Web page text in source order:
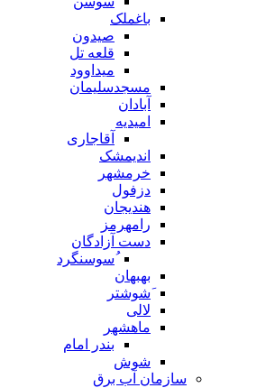
باغملک
صیدون
قلعه تل
میداوود
مسجدسلیمان
آبادان
امیدیه
آقاجاری
اندیمشک
خرمشهر
دزفول
هندیجان
رامهرمز
دست آزادگان
ُسوسنگرد
بهبهان
َشوشتر
لالی
ماهشهر
بندر امام
شوش
سازمان آب برق